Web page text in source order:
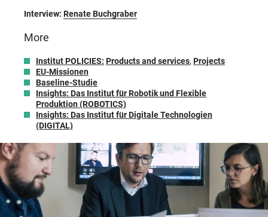
Interview: Renate Buchgraber
More
Institut POLICIES: Products and services, Projects
EU-Missionen
Baseline-Studie
Insights: Das Institut für Robotik und Fl exible
Produktion (ROBOTICS)
Insights: Das Institut für Digitale Technologien
(DIGITAL)